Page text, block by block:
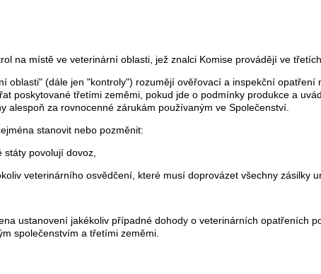
na místě ve veterinární oblasti, jež znalci Komise provádějí ve
oblasti" (dále jen "kontroly") rozumějí ověřovací a inspekční
poskytované třetími zeměmi, pokud jde o podmínky produkce a
za rovnocenné zárukám používaným ve Společenství.
stanovit nebo pozměnit:
povolují dovoz,
veterinárního osvědčení, které musí doprovázet všechny zásilky
ustanovení jakékoliv případné dohody o veterinárních opatřeních
společenstvím a třetími zeměmi.